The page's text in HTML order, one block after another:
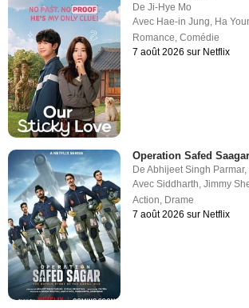
DeJi-Hye Mo
Avec Hae-in Jung Ha
Romance ,Comédie
7 août 2026 sur Netflix
Operation Safed Saagar
DeAbhijeet Singh Parmar,
AvecSiddharth,Jimmy
Action, Drame
7 août 2026 sur Netflix